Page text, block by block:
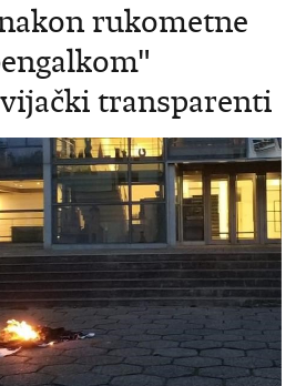
rukometne
transparenti